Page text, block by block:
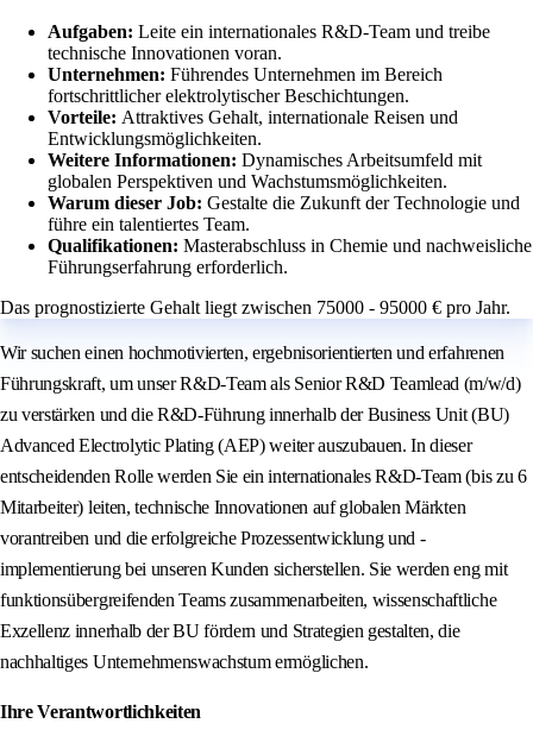
Aufgaben: Leite ein internationales R&D-Team und treibe
technische Innovationen voran.
Unternehmen: Führendes Unternehmen im Bereich
fortschrittlicher elektrolytischer Beschichtungen.
Vorteile: Attraktives Gehalt, internationale Reisen und
Entwicklungsmöglichkeiten.
Weitere Informationen: Dynamisches Arbeitsumfeld mit
globalen Perspektiven und Wachstumsmöglichkeiten.
Warum dieser Job: Gestalte die Zukunft der Technologie und
führe ein talentiertes Team.
Qualifikationen: Masterabschluss in Chemie und nachweisliche
Führungserfahrung erforderlich.
Das prognostizierte Gehalt liegt zwischen 75000 - 95000 € pro Jahr.
Wir suchen einen hochmotivierten, ergebnisorientierten und erfahrenen
Führungskraft, um unser R&D-Team als Senior R&D Teamlead (m/w/d)
zu verstärken und die R&D-Führung innerhalb der Business Unit (BU)
Advanced Electrolytic Plating (AEP) weiter auszubauen. In dieser
entscheidenden Rolle werden Sie ein internationales R&D-Team (bis zu 6
Mitarbeiter) leiten, technische Innovationen auf globalen Märkten
vorantreiben und die erfolgreiche Prozessentwicklung und -
implementierung bei unseren Kunden sicherstellen. Sie werden eng mit
funktionsübergreifenden Teams zusammenarbeiten, wissenschaftliche
Exzellenz innerhalb der BU fördern und Strategien gestalten, die
nachhaltiges Unternehmenswachstum ermöglichen.
Ihre Verantwortlichkeiten